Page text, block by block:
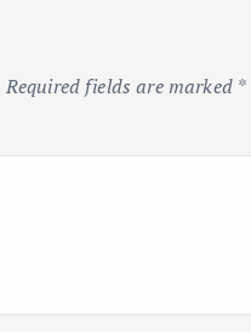
Required fields are marked *